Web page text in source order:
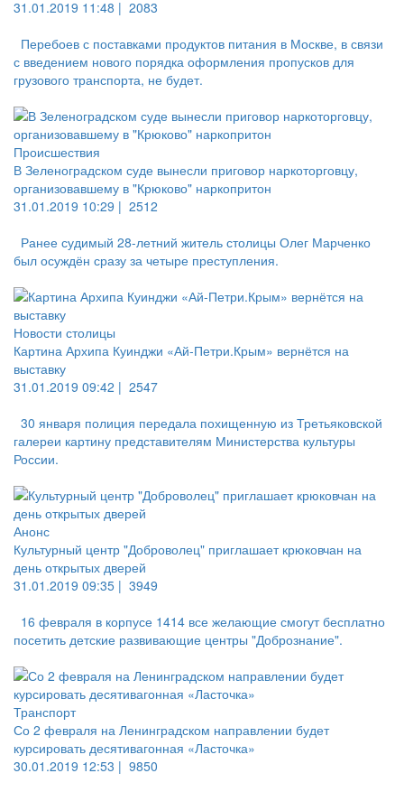
31.01.2019 11:48 | 2083
Перебоев с поставками продуктов питания в Москве, в связи
с введением нового порядка оформления пропусков для
грузового транспорта, не будет.
Происшествия
В Зеленоградском суде вынесли приговор наркоторговцу,
организовавшему в "Крюково" наркопритон
31.01.2019 10:29 | 2512
Ранее судимый 28-летний житель столицы Олег Марченко
был осуждён сразу за четыре преступления.
Новости столицы
Картина Архипа Куинджи «Ай-Петри.Крым» вернётся на
выставку
31.01.2019 09:42 | 2547
30 января полиция передала похищенную из Третьяковской
галереи картину представителям Министерства культуры
России.
Анонс
Культурный центр "Доброволец" приглашает крюковчан на
день открытых дверей
31.01.2019 09:35 | 3949
16 февраля в корпусе 1414 все желающие смогут бесплатно
посетить детские развивающие центры "Добрознание".
Транспорт
Со 2 февраля на Ленинградском направлении будет
курсировать десятивагонная «Ласточка»
30.01.2019 12:53 | 9850